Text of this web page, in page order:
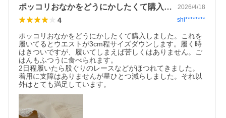
お荷物に同梱の場合のみお受け致しますので、ご注文の際ご要望
欄にご記述下さい。
【素材】
綿、ナイロン、スパンデックス
【サイズ】
M~L
目安の体重：46〜70kgぐらいの方向け
身長：148~165cmぐらい
ポッコリおなかをどうにかしたくて購入し… 2026/4/18
4 shi********
ポッコリおなかをどうにかしたくて購入しました。これを
履いてるとウエストが3cm程サイズダウンします。履く時
はきついですが、履いてしまえば苦しくはありません。ご
はんもふつうに食べられます。
2日程履いたら股ぐりのレースなどがほつれてきました。
着用に支障はありませんが星ひとつ減らしました。それ以
外はとても満足しています。